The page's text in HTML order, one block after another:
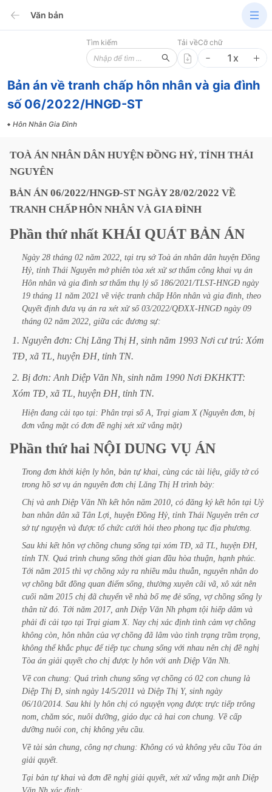
Văn bản
Tìm kiếm Tải vềCỡ chữ
1 x
Bản án về tranh chấp hôn nhân và gia đình
số 06/2022/HNGĐ-ST
Hôn Nhân Gia Đình
TOÀ ÁN NHÂN DÂN HUYỆN ĐỒNG HỶ, TỈNH THÁI
NGUYÊN
BẢN ÁN 06/2022/HNGĐ-ST NGÀY 28/02/2022 VỀ
TRANH CHẤP HÔN NHÂN VÀ GIA ĐÌNH
Phần thứ nhất KHÁI QUÁT BẢN ÁN
Ngày 28 tháng 02 năm 2022, tại trụ sở Toà án nhân dân huyện Đồng
Hỷ, tỉnh Thái Nguyên mở phiên tòa xét xử sơ thẩm công khai vụ án
Hôn nhân và gia đình sơ thẩm thụ lý số 186/2021/TLST-HNGĐ ngày
19 tháng 11 năm 2021 về việc tranh chấp Hôn nhân và gia đình, theo
Quyết định đưa vụ án ra xét xử số 03/2022/QĐXX-HNGĐ ngày 09
tháng 02 năm 2022, giữa các đương sự:
1. Nguyên đơn: Chị Lăng Thị H, sinh năm 1993 Nơi cư trú: Xóm
TĐ, xã TL, huyện ĐH, tỉnh TN.
2. Bị đơn: Anh Diệp Văn Nh, sinh năm 1990 Nơi ĐKHKTT:
Xóm TĐ, xã TL, huyện ĐH, tỉnh TN.
Hiện đang cải tạo tại: Phân trại số A, Trại giam X (Nguyên đơn, bị
đơn vắng mặt có đơn đề nghị xét xử vắng mặt)
Phần thứ hai NỘI DUNG VỤ ÁN
Trong đơn khởi kiện ly hôn, bản tự khai, cùng các tài liệu, giấy tờ có
trong hồ sơ vụ án nguyên đơn chị Lăng Thị H trình bày:
Chị và anh Diệp Văn Nh kết hôn năm 2010, có đăng ký kết hôn tại Uỷ
ban nhân dân xã Tân Lợi, huyện Đồng Hỷ, tỉnh Thái Nguyên trên cơ
sở tự nguyện và được tổ chức cưới hỏi theo phong tục địa phương.
Sau khi kết hôn vợ chồng chung sống tại xóm TĐ, xã TL, huyện ĐH,
tỉnh TN. Quá trình chung sống thời gian đầu hòa thuận, hạnh phúc.
Tới năm 2015 thì vợ chồng xảy ra nhiều mâu thuẫn, nguyên nhân do
vợ chồng bất đồng quan điểm sống, thường xuyên cãi vã, xô xát nên
cuối năm 2015 chị đã chuyển về nhà bố mẹ đẻ sống, vợ chồng sống ly
thân từ đó. Tới năm 2017, anh Diệp Văn Nh phạm tội hiếp dâm và
phải đi cải tạo tại Trại giam X. Nay chị xác định tình cảm vợ chồng
không còn, hôn nhân của vợ chồng đã lâm vào tình trạng trầm trọng,
không thể khắc phục để tiếp tục chung sống với nhau nên chị đề nghị
Tòa án giải quyết cho chị được ly hôn với anh Diệp Văn Nh.
Về con chung: Quá trình chung sống vợ chồng có 02 con chung là
Diệp Thị Đ, sinh ngày 14/5/2011 và Diệp Thị Y, sinh ngày
06/10/2014. Sau khi ly hôn chị có nguyện vọng được trực tiếp trông
nom, chăm sóc, nuôi dưỡng, giáo dục cả hai con chung. Về cấp
dưỡng nuôi con, chị không yêu cầu.
Về tài sản chung, công nợ chung: Không có và không yêu cầu Tòa án
giải quyết.
Tại bản tự khai và đơn đề nghị giải quyết, xét xử vắng mặt anh Diệp
Văn Nh xác định: